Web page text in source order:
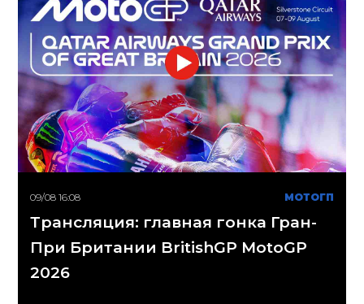
09/08 16:08 МОТОГП
Трансляция: главная гонка Гран-
При Британии BritishGP MotoGP
2026